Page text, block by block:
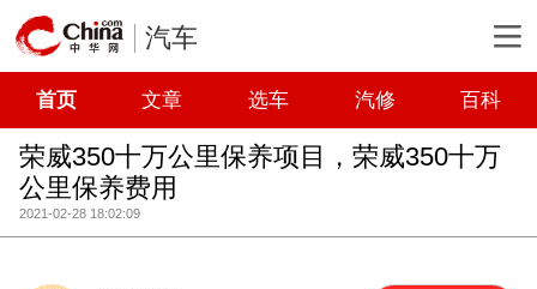
汽车
首页 文章 选车 汽修 百科
荣威350十万公里保养项目，荣威350十万
公里保养费用
2021-02-28 18:02:09